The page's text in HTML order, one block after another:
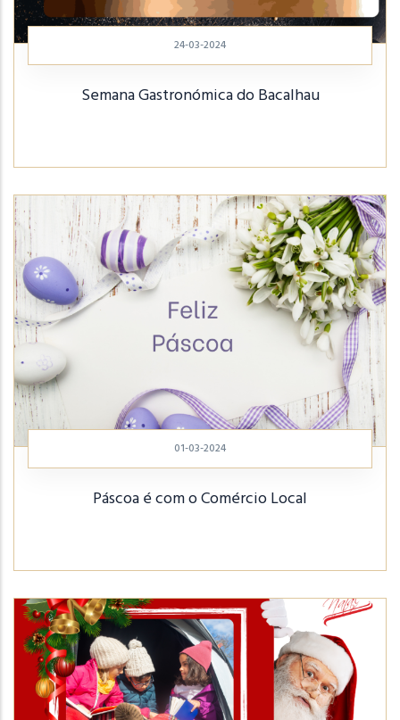
24-03-2024
Semana Gastronómica do Bacalhau
01-03-2024
Páscoa é com o Comércio Local